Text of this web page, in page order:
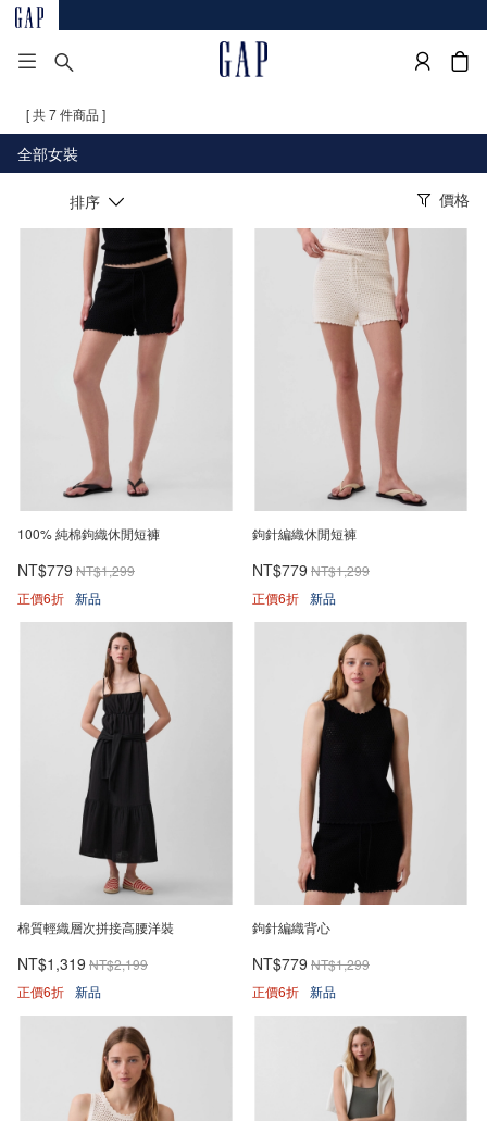
[ 共 7 件商品 ]
全部女裝
排序 價格
100% 純棉鉤織休閒短褲
NT$779 NT$1,299
正價6折 新品
鉤針編織休閒短褲
NT$779 NT$1,299
正價6折 新品
棉質輕織層次拼接高腰洋裝
NT$1,319 NT$2,199
正價6折 新品
鉤針編織背心
NT$779 NT$1,299
正價6折 新品